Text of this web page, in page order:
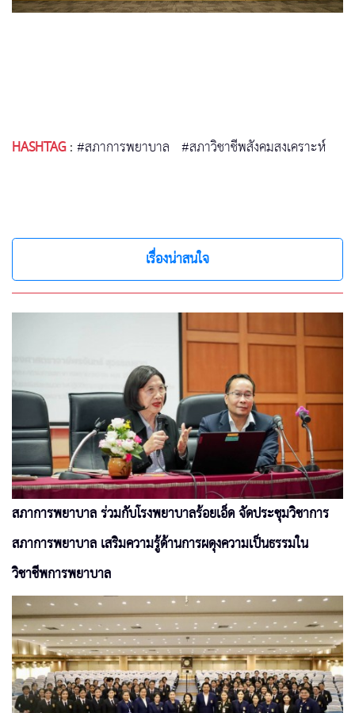
HASHTAG:#สภาการพยาบาล #สภาวิชาชีพสังคมสงเคราะห์
เรื่องน่าสนใจ
สภาการพยาบาล ร่วมกับโรงพยาบาลร้อยเอ็ด จัดประชุมวิชาการ
สภาการพยาบาล เสริมความรู้ด้านการผดุงความเป็นธรรมใน
วิชาชีพการพยาบาล